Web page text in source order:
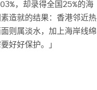
，却录得全国25%的海
造就的结果：香港邻近热
则属淡水，加上海岸线绵
好好保护。」